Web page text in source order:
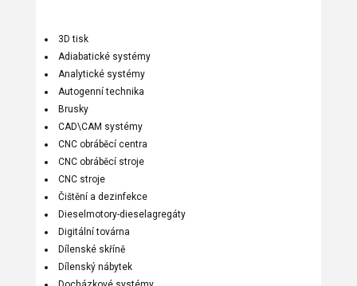
3D tisk
Adiabatické systémy
Analytické systémy
Autogenní technika
Brusky
CAD\CAM systémy
CNC obráběcí centra
CNC obráběcí stroje
CNC stroje
Čištění a dezinfekce
Dieselmotory-dieselagregáty
Digitální továrna
Dílenské skříně
Dílenský nábytek